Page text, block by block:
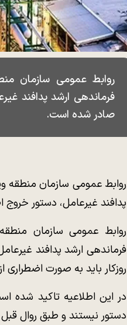
روابط عمومی سازمان
فرماندهی ارشد پدافند
صادر شده است.
روابط عمومی سازمان منطقه
پدافند غیرعامل، دستور خروج
روابط عمومی سازمان
فرماندهی ارشد پدافند
روزکار باید به صورت
در این اطلاعیه تاکید شده
دستور نیستند و طبق روال